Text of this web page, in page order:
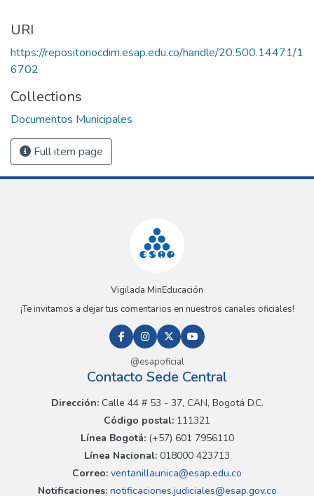
URI
https://repositoriocdim.esap.edu.co/handle/20.500.14471/1
6702
Collections
Documentos Municipales
Full item page
Vigilada MinEducación
¡Te invitamos a dejar tus comentarios en nuestros canales oficiales!
@esapoficial
Contacto Sede Central
Dirección:Calle 44 # 53 - 37, CAN, Bogotá D.C.
Código postal: 111321
Línea Bogotá:(+57) 601 7956110
Línea Nacional: 018000 423713
Correo: ventanillaunica@esap.edu.co
Notificaciones:notificaciones.judiciales@esap.gov.co